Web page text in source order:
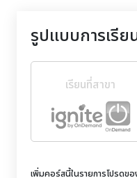
รูปแบบการเรีย
เรียนที่สาขา
เพิ่มคอร์สนี้ในรายการโปรดขอ